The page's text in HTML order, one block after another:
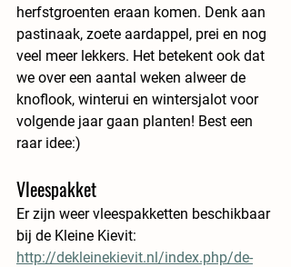
herfstgroenten eraan komen. Denk aan
pastinaak, zoete aardappel, prei en nog
veel meer lekkers. Het betekent ook dat
we over een aantal weken alweer de
knoflook, winterui en wintersjalot voor
volgende jaar gaan planten! Best een
raar idee:)
Vleespakket
Er zijn weer vleespakketten beschikbaar
bij de Kleine Kievit:
http://dekleinekievit.nl/index.php/de-